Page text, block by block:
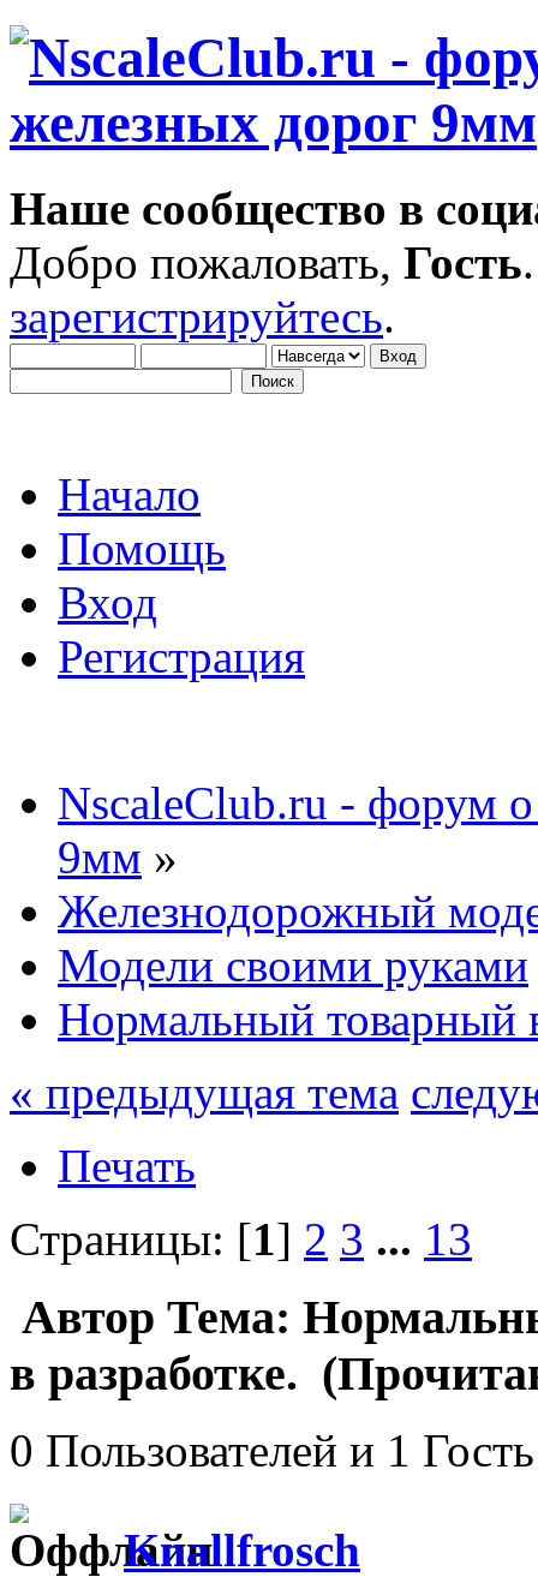
Наше сообщество в
Добро пожаловать, Гость
зарегистрируйтесь.
Начало
Помощь
Вход
Регистрация
NscaleClub.ru - форум
9мм »
Железнодорожный
Модели своими руками
Нормальный товарный
« предыдущая тема
Печать
Страницы: [1] 2 3 ... 13
Автор Тема:
в разработке.
0 Пользователей и 1
Knallfrosch